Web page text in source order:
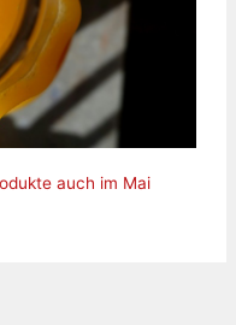
auch im Mai